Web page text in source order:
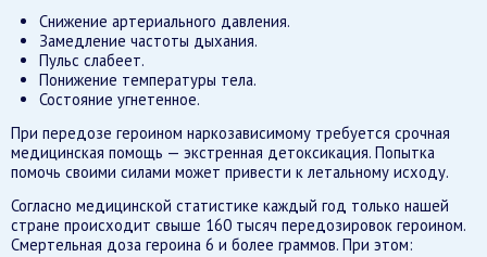
Снижение артериального давления.
Замедление частоты дыхания.
Пульс слабеет.
Понижение температуры тела.
Состояние угнетенное.
При передозе героином наркозависимому требуется срочная
медицинская помощь — экстренная детоксикация. Попытка
помочь своими силами может привести к летальному исходу.
Согласно медицинской статистике каждый год только нашей
стране происходит свыше 160 тысяч передозировок героином.
Смертельная доза героина 6 и более граммов. При этом: